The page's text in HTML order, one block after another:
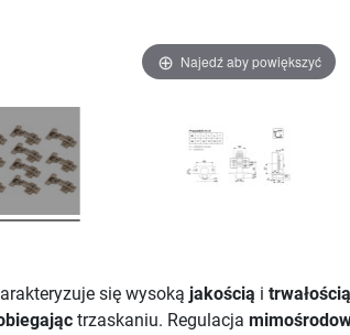
Najedź aby powiększyć
się wysoką jakością i trwałością
trzaskaniu. Regulacja